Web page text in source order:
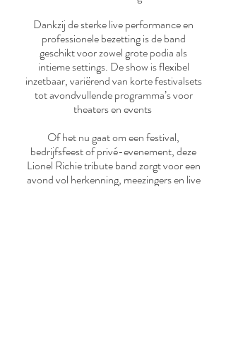
Dankzij de sterke live performance en
professionele bezetting is de band
geschikt voor zowel grote podia als
intieme settings. De show is flexibel
inzetbaar, variërend van korte festivalsets
tot avondvullende programma’s voor
theaters en events
Of het nu gaat om een festival,
bedrijfsfeest of privé-evenement, deze
Lionel Richie tribute band zorgt voor een
avond vol herkenning, meezingers en live